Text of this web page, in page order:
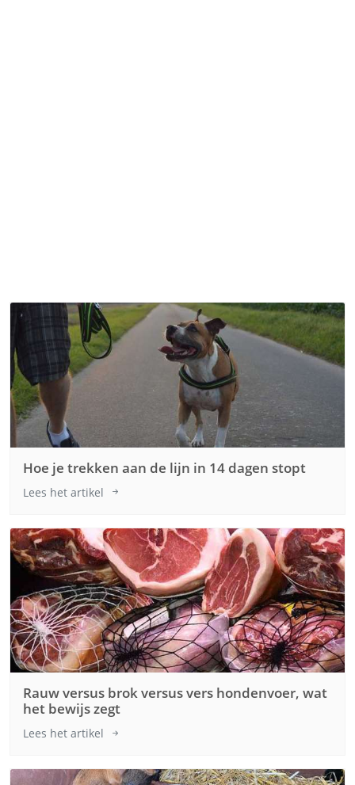
Hoe je trekken aan de lijn in 14 dagen stopt
Lees het artikel
Rauw versus brok versus vers hondenvoer, wat
het bewijs zegt
Lees het artikel